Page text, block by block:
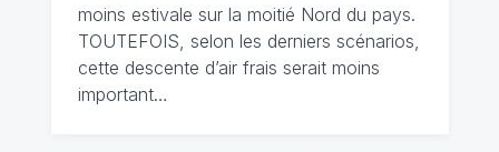
moins estivale sur la moitié Nord du pays.
TOUTEFOIS, selon les derniers scénarios,
cette descente d’air frais serait moins
important…